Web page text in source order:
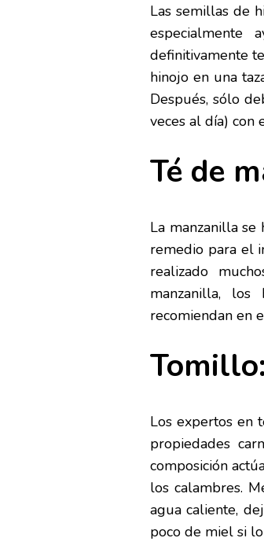
Las semillas de
definitivamente
hinojo en una
Después, sólo
veces al día) con
Té de
La manzanilla
remedio para el
realizado
manzanilla, los
recomiendan en
Tomillo:
Los expertos en
propiedades
composición
los calambres.
agua caliente,
poco de miel si